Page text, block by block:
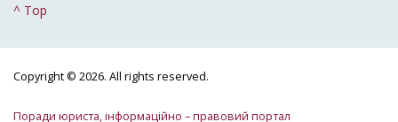
^ Top
Copyright © 2026. All rights reserved.
Поради юриста, інформаційно – правовий портал